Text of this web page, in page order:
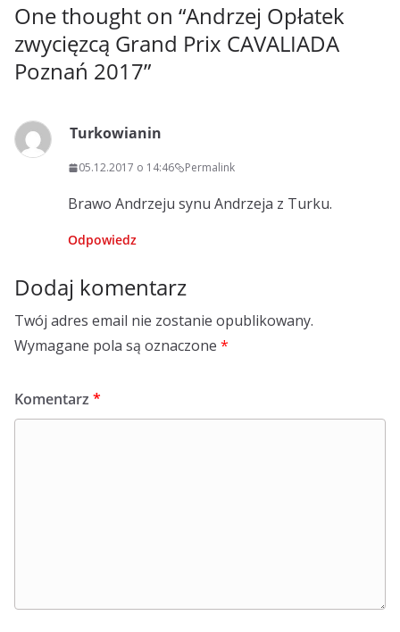
One thought on “Andrzej Opłatek
zwycięzcą Grand Prix CAVALIADA
Poznań 2017”
Turkowianin
05.12.2017 o 14:46 Permalink
Brawo Andrzeju synu Andrzeja z Turku.
Odpowiedz
Dodaj komentarz
Twój adres email nie zostanie opublikowany.
Wymagane pola są oznaczone *
Komentarz *